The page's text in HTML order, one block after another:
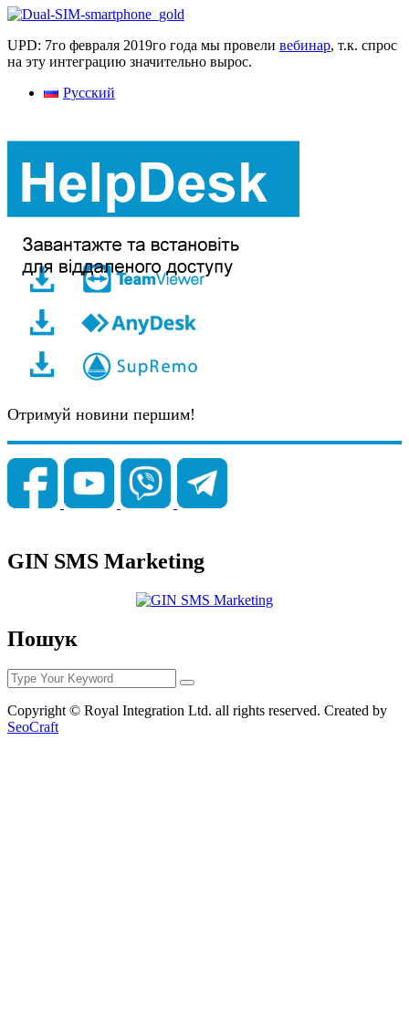
UPD: 7го февраля 2019го года мы провели вебинар, т.к. спрос
на эту интеграцию значительно вырос.
Русский
Отримуй новини першим!
GIN SMS Marketing
Пошук
Copyright © Royal Integration Ltd. all rights reserved. Created by
SeoCraft